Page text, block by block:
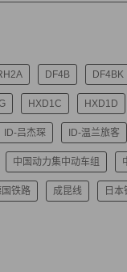
DF4B DF4BK
HXD1C HXD1D
ID-吕杰琛 ID-温兰旅客
中国动力集中动车组
铁路 成昆线 日本